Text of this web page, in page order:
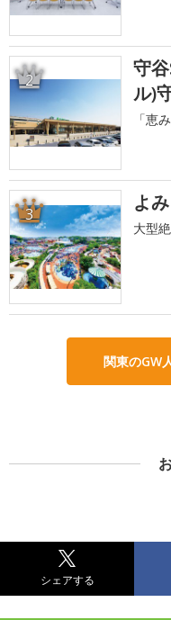
2
守
ル)
「恵
3 よ
大型
関東のGW
シェアする